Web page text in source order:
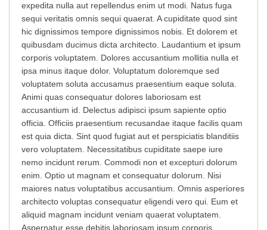
expedita nulla aut repellendus enim ut modi. Natus fuga
sequi veritatis omnis sequi quaerat. A cupiditate quod sint
hic dignissimos tempore dignissimos nobis. Et dolorem et
quibusdam ducimus dicta architecto. Laudantium et ipsum
corporis voluptatem. Dolores accusantium mollitia nulla et
ipsa minus itaque dolor. Voluptatum doloremque sed
voluptatem soluta accusamus praesentium eaque soluta.
Animi quas consequatur dolores laboriosam est
accusantium id. Delectus adipisci ipsum sapiente optio
officia. Officiis praesentium recusandae itaque facilis quam
est quia dicta. Sint quod fugiat aut et perspiciatis blanditiis
vero voluptatem. Necessitatibus cupiditate saepe iure
nemo incidunt rerum. Commodi non et excepturi dolorum
enim. Optio ut magnam et consequatur dolorum. Nisi
maiores natus voluptatibus accusantium. Omnis asperiores
architecto voluptas consequatur eligendi vero qui. Eum et
aliquid magnam incidunt veniam quaerat voluptatem.
Aspernatur esse debitis laboriosam ipsum corporis.